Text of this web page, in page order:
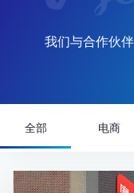
产品及服务
程序化购买平台
必得优选平台
巨量引擎
腾讯广告
新消费品效增长
直播电商
我们与合作伙
全部 电商